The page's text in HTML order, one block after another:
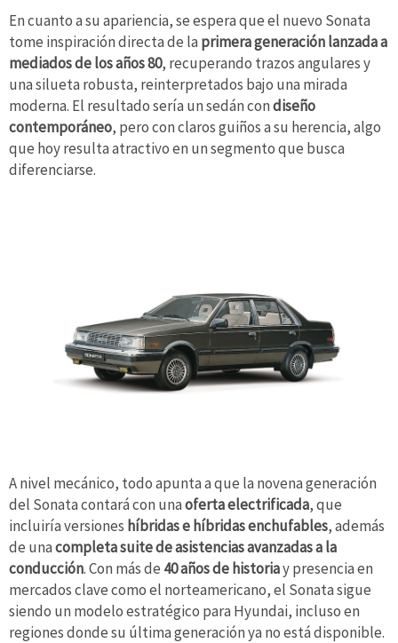
En cuanto a su apariencia, se espera que el nuevo Sonata
tome inspiración directa de la primera generación lanzada a
mediados de los años 80, recuperando trazos angulares y
una silueta robusta, reinterpretados bajo una mirada
moderna. El resultado sería un sedán condiseño
contemporáneo, pero con claros guiños a su herencia, algo
que hoy resulta atractivo en un segmento que busca
diferenciarse.
A nivel mecánico, todo apunta a que la novena generación
del Sonata contará con unaoferta electrificada, que
incluiría versiones híbridas e híbridas enchufables, además
de unacompleta suite de asistencias avanzadas a la
conducción. Con más de 40 años de historiay presencia en
mercados clave como el norteamericano, el Sonata sigue
siendo un modelo estratégico para Hyundai, incluso en
regiones donde su última generación ya no está disponible.